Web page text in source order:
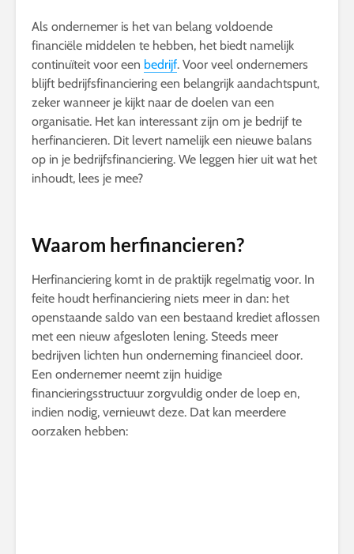
Als ondernemer is het van belang voldoende
financiële middelen te hebben, het biedt namelijk
continuïteit voor een bedrijf. Voor veel ondernemers
blijft bedrijfsfinanciering een belangrijk aandachtspunt,
zeker wanneer je kijkt naar de doelen van een
organisatie. Het kan interessant zijn om je bedrijf te
herfinancieren. Dit levert namelijk een nieuwe balans
op in je bedrijfsfinanciering. We leggen hier uit wat het
inhoudt, lees je mee?
Waarom herfinancieren?
Herfinanciering komt in de praktijk regelmatig voor. In
feite houdt herfinanciering niets meer in dan: het
openstaande saldo van een bestaand krediet aflossen
met een nieuw afgesloten lening. Steeds meer
bedrijven lichten hun onderneming financieel door.
Een ondernemer neemt zijn huidige
financieringsstructuur zorgvuldig onder de loep en,
indien nodig, vernieuwt deze. Dat kan meerdere
oorzaken hebben: